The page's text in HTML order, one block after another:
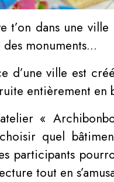
t’on dans une
monuments…
d’une ville est
entièrement en
«
quel
participants
tout en